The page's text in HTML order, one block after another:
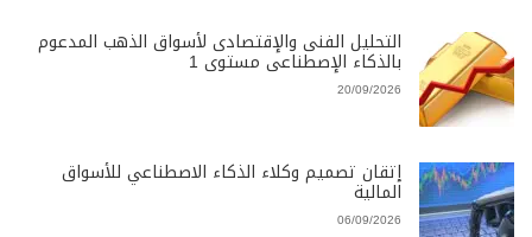
التحليل الفنى والإقتصادى لأسواق الذهب المدعوم
بالذكاء الإصطناعى مستوى 1
20/09/2026
إتقان تصميم وكلاء الذكاء الاصطناعي للأسواق
المالية
06/09/2026